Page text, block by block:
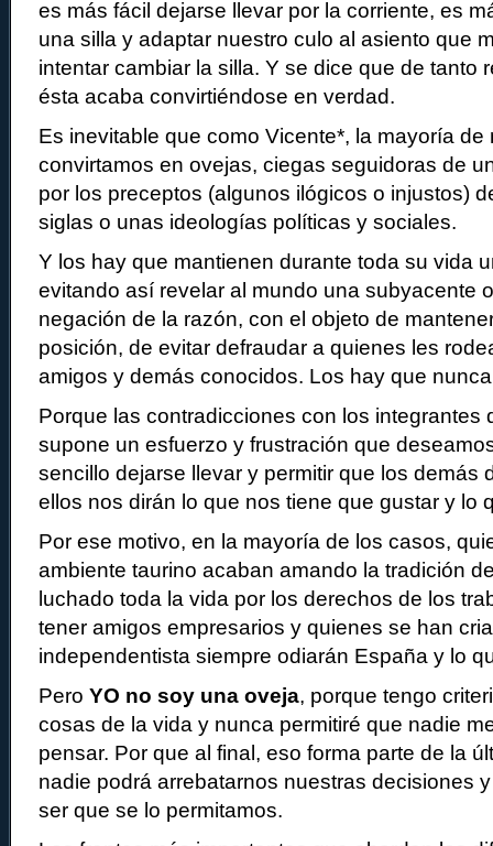
es más fácil dejarse llevar por la corriente, es
una silla y adaptar nuestro culo al asiento que
intentar cambiar la silla. Y se dice que de tanto
ésta acaba convirtiéndose en verdad.
Es inevitable que como Vicente*, la mayoría de
convirtamos en ovejas, ciegas seguidoras de
por los preceptos (algunos ilógicos o injustos)
siglas o unas ideologías políticas y sociales.
Y los hay que mantienen durante toda su vida
evitando así revelar al mundo una subyacente
negación de la razón, con el objeto de
posición, de evitar defraudar a quienes les
amigos y demás conocidos. Los hay que
Porque las contradicciones con los integrantes
supone un esfuerzo y frustración que
sencillo dejarse llevar y permitir que los demás
ellos nos dirán lo que nos tiene que gustar y lo
Por ese motivo, en la mayoría de los casos,
ambiente taurino acaban amando la tradición
luchado toda la vida por los derechos de los
tener amigos empresarios y quienes se han
independentista siempre odiarán España y lo
Pero YO no soy una oveja, porque tengo
cosas de la vida y nunca permitiré que nadie
pensar. Por que al final, eso forma parte de la
nadie podrá arrebatarnos nuestras decisiones
ser que se lo permitamos.